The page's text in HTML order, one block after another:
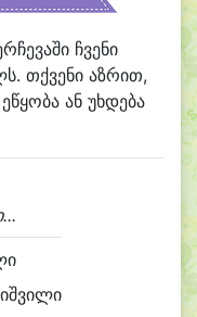
ჩვენი
თქვენი აზრით,
ან უხდება